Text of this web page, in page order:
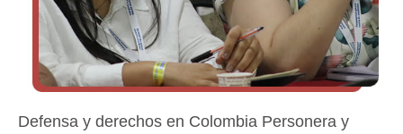
Defensa y derechos en Colombia Personera y